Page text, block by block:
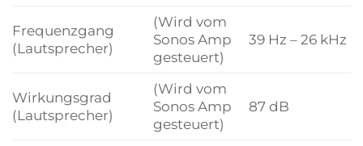
Frequenzgang
(Lautsprecher)
(Wird vom
Sonos Amp
gesteuert)
39 Hz – 26 kHz
Wirkungsgrad
(Lautsprecher)
(Wird vom
Sonos Amp
gesteuert)
87 dB